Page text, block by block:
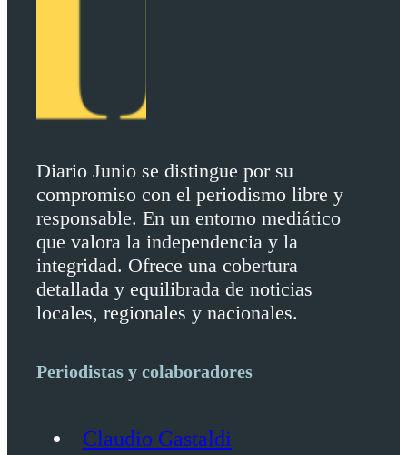
Diario Junio se distingue por su
compromiso con el periodismo libre y
responsable. En un entorno mediático
que valora la independencia y la
integridad. Ofrece una cobertura
detallada y equilibrada de noticias
locales, regionales y nacionales.
Periodistas y colaboradores
Claudio Gastaldi